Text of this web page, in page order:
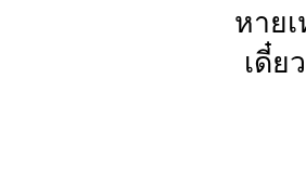
หาย
เดี๋ย